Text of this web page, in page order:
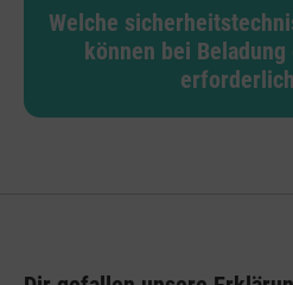
Welche
können bei